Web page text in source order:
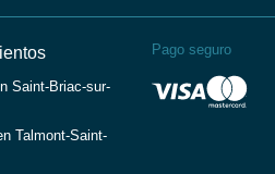
Saint-Briac-sur-
Talmont-Saint-
Pago seguro